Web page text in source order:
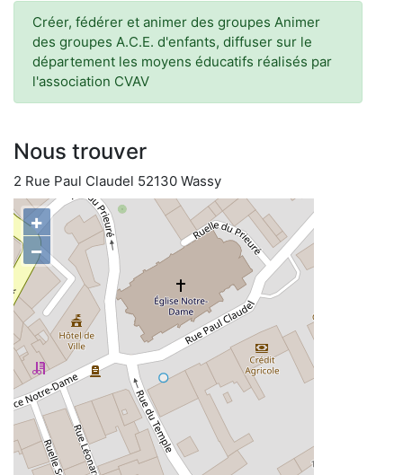
Créer, fédérer et animer des groupes Animer
des groupes A.C.E. d'enfants, diffuser sur le
département les moyens éducatifs réalisés par
l'association CVAV
Nous trouver
2 Rue Paul Claudel 52130 Wassy
+
−